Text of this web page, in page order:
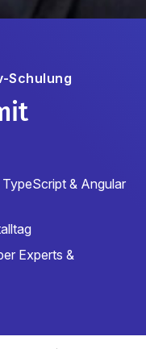
Schulung
& Angular
Experts &